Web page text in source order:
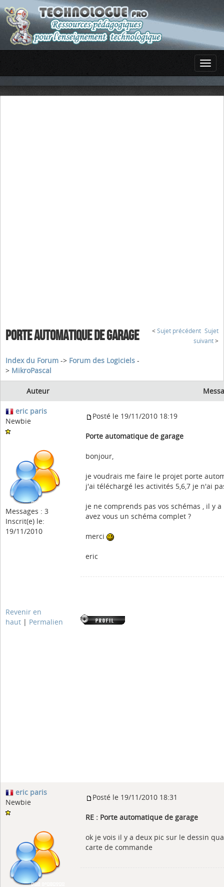
PORTE AUTOMATIQUE DE GARAGE < Sujet précédent Sujet
suivant >
Index du Forum -> Forum des Logiciels -
> MikroPascal
Auteur
eric paris
Newbie
Messages : 3
Inscrit(e) le:
19/11/2010
Posté le 19/11/2010 18:19
Porte automatique de garage
bonjour,
je voudrais me faire le projet porte
j'ai téléchargé les activités 5,6,7 je n'ai
je ne comprends pas vos schémas , il y
avez vous un schéma complet ?
merci
eric
Revenir en
haut | Permalien
eric paris
Newbie
Posté le 19/11/2010 18:31
RE : Porte automatique de garage
ok je vois il y a deux pic sur le dessin
carte de commande